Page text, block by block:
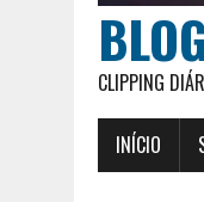
CLIPPING
INÍCIO